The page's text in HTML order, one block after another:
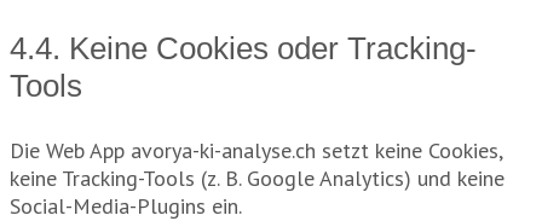
4.4. Keine Cookies oder Tracking-
Tools
Die Web App avorya-ki-analyse.ch setzt keine Cookies,
keine Tracking-Tools (z. B. Google Analytics) und keine
Social-Media-Plugins ein.